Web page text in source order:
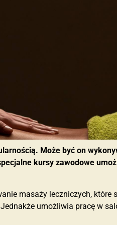
Może być on
kursy zawodowe
masaży leczniczych, które
umożliwia pracę w